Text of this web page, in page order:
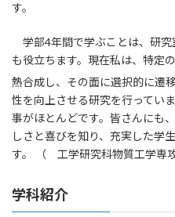
す。
学部4年間で学ぶことは、研究
も役立ちます。現在私は、特定
熱合成し、その面に選択的に遷
性を向上させる研究を行ってい
事がほとんどです。皆さんにも
しさと喜びを知り、充実した学
す。 （ 工学研究科物質工学専
学科紹介